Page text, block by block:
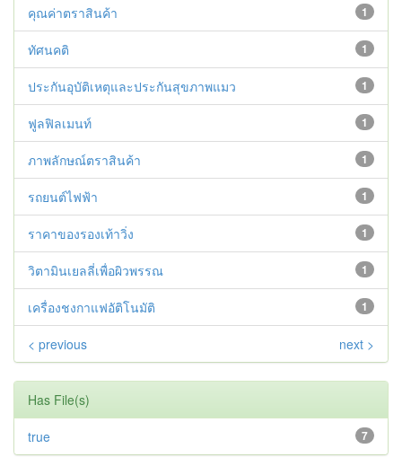
1
คุณค่าตราสินค้า
1
ทัศนคติ
1
ประกันอุบัติเหตุและประกันสุขภาพแมว
1
ฟูลฟิลเมนท์
1
ภาพลักษณ์ตราสินค้า
1
รถยนต์ไฟฟ้า
1
ราคาของรองเท้าวิ่ง
1
วิตามินเยลลี่เพื่อผิวพรรณ
1
เครื่องชงกาแฟอัติโนมัติ
< previous next >
Has File(s)
7
true